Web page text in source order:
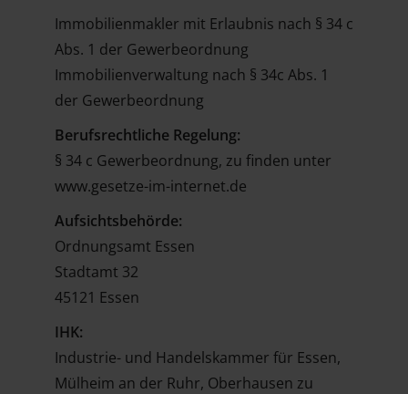
Immobilienmakler mit Erlaubnis nach § 34 c
Abs. 1 der Gewerbeordnung
Immobilienverwaltung nach § 34c Abs. 1
der Gewerbeordnung
Berufsrechtliche Regelung:
§ 34 c Gewerbeordnung, zu finden unter
www.gesetze-im-internet.de
Aufsichtsbehörde:
Ordnungsamt Essen
Stadtamt 32
45121 Essen
IHK:
Industrie- und Handelskammer für Essen,
Mülheim an der Ruhr, Oberhausen zu